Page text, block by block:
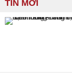
TIN MỚI